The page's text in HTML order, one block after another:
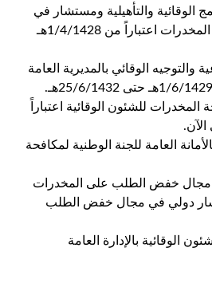
الوقائية والتأهيلية ومستشار في
اللجنة الوطنية لمكافحة المخدرات اعتباراً من 1/4/1428هـ
والتوجيه الوقائي بالمديرية العامة
للشئون الوقائية اعتباراً
العامة للجنة الوطنية لمكافحة
مجال خفض الطلب على المخدرات
ومستشار دولي في مجال خفض الطلب
الوقائية بالإدارة العامة